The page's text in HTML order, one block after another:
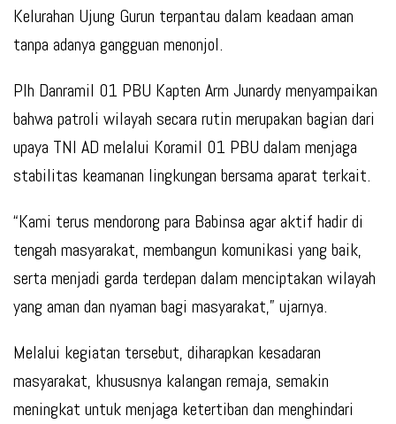
Kelurahan Ujung Gurun terpantau dalam keadaan aman
tanpa adanya gangguan menonjol.
Plh Danramil 01 PBU Kapten Arm Junardy menyampaikan
bahwa patroli wilayah secara rutin merupakan bagian dari
upaya TNI AD melalui Koramil 01 PBU dalam menjaga
stabilitas keamanan lingkungan bersama aparat terkait.
“Kami terus mendorong para Babinsa agar aktif hadir di
tengah masyarakat, membangun komunikasi yang baik,
serta menjadi garda terdepan dalam menciptakan wilayah
yang aman dan nyaman bagi masyarakat,” ujarnya.
Melalui kegiatan tersebut, diharapkan kesadaran
masyarakat, khususnya kalangan remaja, semakin
meningkat untuk menjaga ketertiban dan menghindari